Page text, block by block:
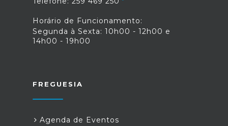
Horário de Funcionamento:
Segunda à Sexta: 10h00 - 12h00 e
14h00 - 19h00
FREGUESIA
Agenda de Eventos